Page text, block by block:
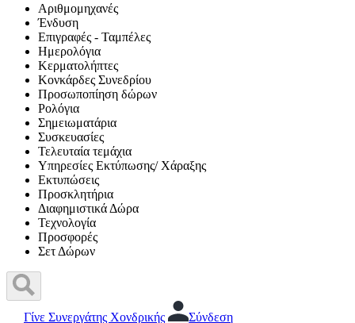
Αριθμομηχανές
Ένδυση
Επιγραφές - Ταμπέλες
Ημερολόγια
Κερματολήπτες
Κονκάρδες Συνεδρίου
Προσωποπίηση δώρων
Ρολόγια
Σημειωματάρια
Συσκευασίες
Τελευταία τεμάχια
Υπηρεσίες Εκτύπωσης/ Χάραξης
Εκτυπώσεις
Προσκλητήρια
Διαφημιστικά Δώρα
Τεχνολογία
Προσφορές
Σετ Δώρων
Γίνε Συνεργάτης Χονδρικής Σύνδεση